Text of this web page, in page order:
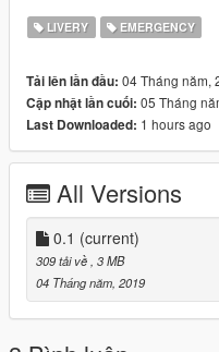
LIVERY EMERGENCY
Tải lên lần đầu: 04 Tháng năm,
Cập nhật lần cuối: 05 Tháng
Last Downloaded: 1 hours ago
All Versions
0.1 (current)
309 tải về , 3 MB
04 Tháng năm, 2019